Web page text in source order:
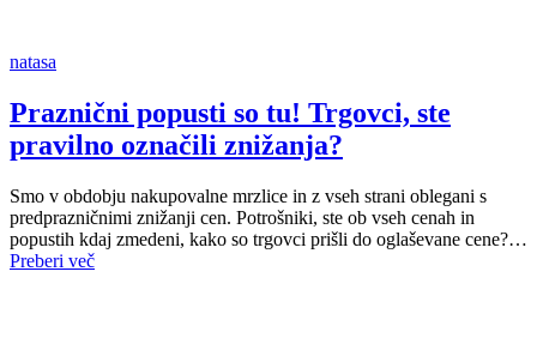
natasa
Praznični popusti so tu! Trgovci, ste
pravilno označili znižanja?
Smo v obdobju nakupovalne mrzlice in z vseh strani oblegani s
predprazničnimi znižanji cen. Potrošniki, ste ob vseh cenah in
popustih kdaj zmedeni, kako so trgovci prišli do oglaševane cene?…
Preberi več